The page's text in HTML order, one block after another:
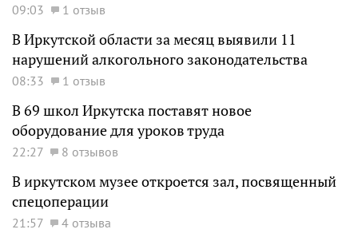
09:03 1 отзыв
В Иркутской области за месяц выявили 11
нарушений алкогольного законодательства
08:33 1 отзыв
В 69 школ Иркутска поставят новое
оборудование для уроков труда
22:27 8 отзывов
В иркутском музее откроется зал, посвященный
спецоперации
21:57
4 отзыва